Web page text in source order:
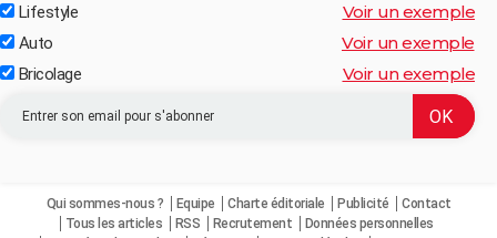
Lifestyle Voir un exemple
Auto Voir un exemple
Bricolage Voir un exemple
Qui sommes-nous ? Equipe Charte éditoriale Publicité
Contact
Tous les articles
RSS Recrutement
Données personnelles